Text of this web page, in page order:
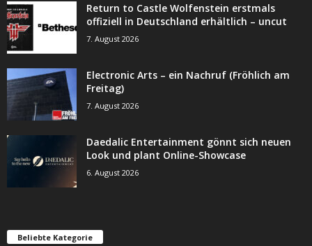
Return to Castle Wolfenstein erstmals
offiziell in Deutschland erhältlich – uncut
7. August 2026
Electronic Arts – ein Nachruf (Fröhlich am
Freitag)
7. August 2026
Daedalic Entertainment gönnt sich neuen
Look und plant Online-Showcase
6. August 2026
Beliebte Kategorie